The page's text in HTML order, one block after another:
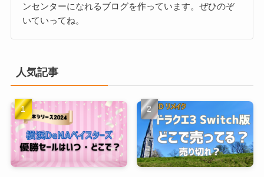
ンセンターになれるブログを作っています。ぜひのぞ
いていってね。
人気記事